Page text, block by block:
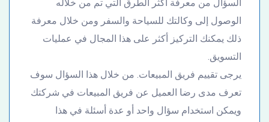
السؤال من معرفة أكثر الطرق التي تم من خلاله
الوصول إلى وكالتك للسياحة والسفر ومن خلال معرفة
ذلك يمكنك التركيز أكثر على هذا المجال في عمليات
التسويق.
يرجى تقييم فريق المبيعات. من خلال هذا السؤال سوف
تعرف مدى رضا العميل عن فريق المبيعات في شركتك
ويمكن استخدام سؤال واحد أو عدة أسئلة في هذا